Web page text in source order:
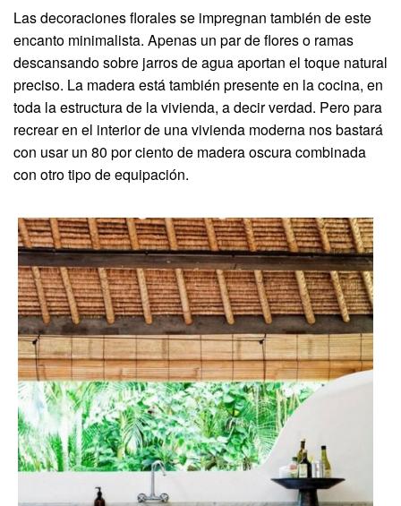
Las decoraciones florales se impregnan también de este
encanto minimalista. Apenas un par de flores o ramas
descansando sobre jarros de agua aportan el toque natural
preciso. La madera está también presente en la cocina, en
toda la estructura de la vivienda, a decir verdad. Pero para
recrear en el interior de una vivienda moderna nos bastará
con usar un 80 por ciento de madera oscura combinada
con otro tipo de equipación.